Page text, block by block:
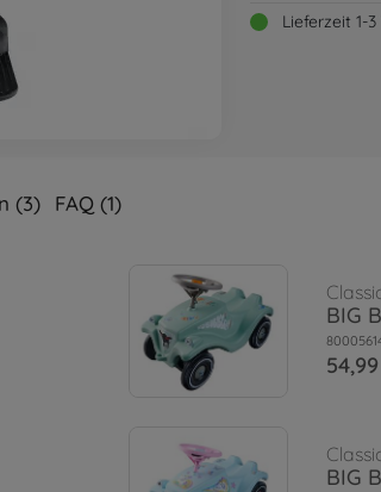
Lieferzeit 1-
(3) FAQ (1)
BIG
BIG